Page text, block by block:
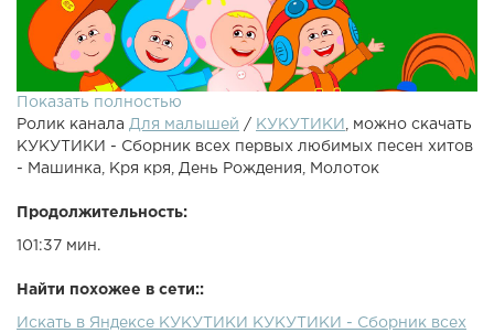
понравились ребятам, которые были с нами с самого
костюмы и ребятки росли вместе с проектом. Вспомним,
Показать полностью
Ролик канала Для малышей / КУКУТИКИ
, можно скачать
КУКУТИКИ - Сборник всех первых любимых песен хитов
- Машинка, Кря кря, День Рождения, Молоток
Продолжительность:
101:37 мин.
Найти похожее в сети::
Искать в Яндексе КУКУТИКИ КУКУТИКИ - Сборник всех